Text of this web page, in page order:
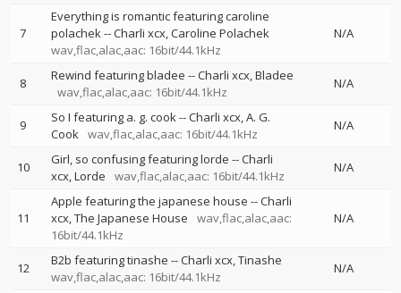
7
Everything is romantic featuring caroline
polachek--Charli xcx Caroline Polachek
wav,flac,alac,aac: 16bit/44.1kHz
N/A
8 Rewind featuring bladee --Charli xcx Bladee
wav,flac,alac,aac: 16bit/44.1kHz
N/A
9 So I featuring a. g. cook--Charli xcx A. G.
Cook wav,flac,alac,aac: 16bit/44.1kHz
N/A
10 Girl, so confusing featuring lorde --Charli
xcx Lorde wav,flac,alac,aac: 16bit/44.1kHz
N/A
11
Apple featuring the japanese house --Charli
xcx The Japanese House
wav,flac,alac,aac:
16bit/44.1kHz
N/A
12 B2b featuring tinashe --Charli xcx Tinashe
wav,flac,alac,aac: 16bit/44.1kHz
N/A